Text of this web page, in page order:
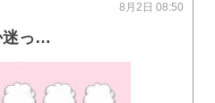
【投稿するか迷ったblog😓】私のblogを 読んで下さってる方達なら 分かってくれると思うので 正直な思いを ちゃんとblogに書きます🙂‍↕️
8月2日 08:50